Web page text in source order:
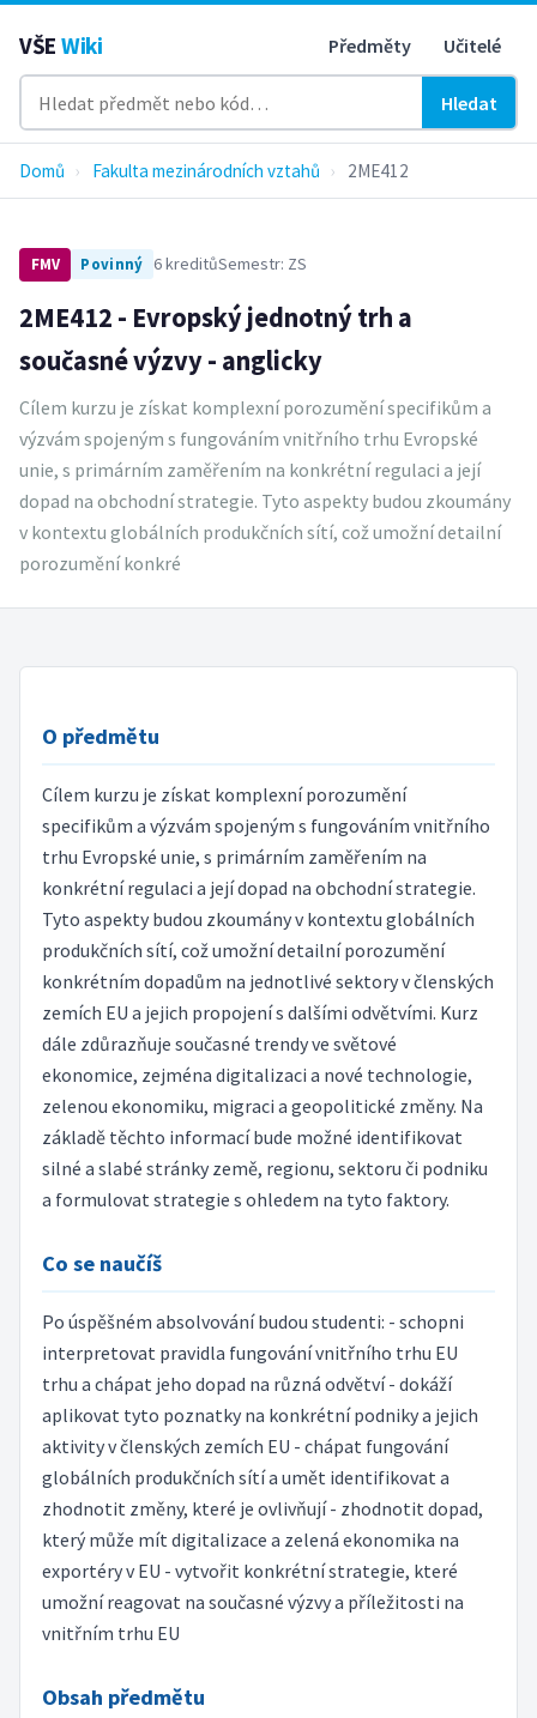
VŠE Wiki Předměty Učitelé
Hledat
Domů › Fakulta mezinárodních vztahů › 2ME412
FMV Povinný 6 kreditůSemestr: ZS
2ME412 - Evropský jednotný trh a
současné výzvy - anglicky
Cílem kurzu je získat komplexní porozumění specifikům a
výzvám spojeným s fungováním vnitřního trhu Evropské
unie, s primárním zaměřením na konkrétní regulaci a její
dopad na obchodní strategie. Tyto aspekty budou zkoumány
v kontextu globálních produkčních sítí, což umožní detailní
porozumění konkré
O předmětu
Cílem kurzu je získat komplexní porozumění
specifikům a výzvám spojeným s fungováním vnitřního
trhu Evropské unie, s primárním zaměřením na
konkrétní regulaci a její dopad na obchodní strategie.
Tyto aspekty budou zkoumány v kontextu globálních
produkčních sítí, což umožní detailní porozumění
konkrétním dopadům na jednotlivé sektory v členských
zemích EU a jejich propojení s dalšími odvětvími. Kurz
dále zdůrazňuje současné trendy ve světové
ekonomice, zejména digitalizaci a nové technologie,
zelenou ekonomiku, migraci a geopolitické změny. Na
základě těchto informací bude možné identifikovat
silné a slabé stránky země, regionu, sektoru či podniku
a formulovat strategie s ohledem na tyto faktory.
Co se naučíš
Po úspěšném absolvování budou studenti: - schopni
interpretovat pravidla fungování vnitřního trhu EU
trhu a chápat jeho dopad na různá odvětví - dokáží
aplikovat tyto poznatky na konkrétní podniky a jejich
aktivity v členských zemích EU - chápat fungování
globálních produkčních sítí a umět identifikovat a
zhodnotit změny, které je ovlivňují - zhodnotit dopad,
který může mít digitalizace a zelená ekonomika na
exportéry v EU - vytvořit konkrétní strategie, které
umožní reagovat na současné výzvy a příležitosti na
vnitřním trhu EU
Obsah předmětu